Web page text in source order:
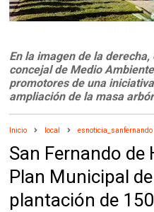
En la imagen de la
concejal de Medio
promotores de una
ampliación de la masa
Inicio local esnoticia_sanfernando
San Fernando de
Plan Municipal
plantación de